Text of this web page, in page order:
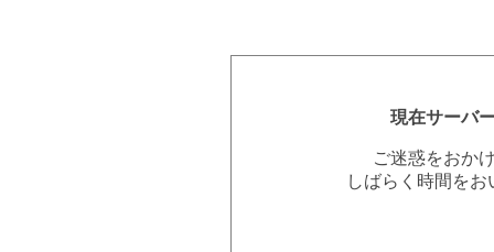
現在サーバ
ご迷惑をおか
しばらく時間を